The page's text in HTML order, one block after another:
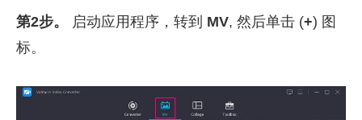
第2步。 启动应用程序，转到 MV, 然后单击 (+) 图
标。